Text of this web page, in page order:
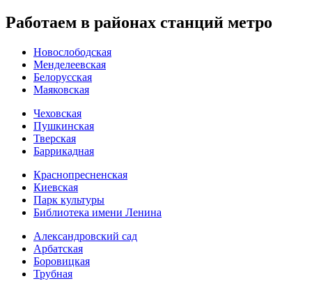
Работаем в районах станций метро
Новослободская
Менделеевская
Белорусская
Маяковская
Чеховская
Пушкинская
Тверская
Баррикадная
Краснопресненская
Киевская
Парк культуры
Библиотека имени Ленина
Александровский сад
Арбатская
Боровицкая
Трубная